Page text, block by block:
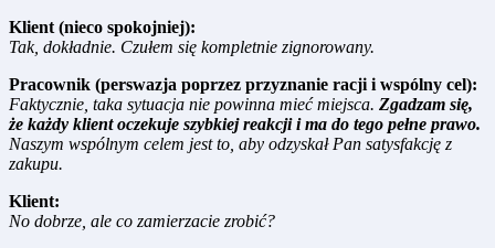
Klient (nieco spokojniej):
Tak, dokładnie. Czułem się kompletnie zignorowany.
Pracownik (perswazja poprzez przyznanie racji i wspólny cel):
Faktycznie, taka sytuacja nie powinna mieć miejsca. Zgadzam się,
że każdy klient oczekuje szybkiej reakcji i ma do tego pełne prawo.
Naszym wspólnym celem jest to, aby odzyskał Pan satysfakcję z
zakupu.
Klient:
No dobrze, ale co zamierzacie zrobić?